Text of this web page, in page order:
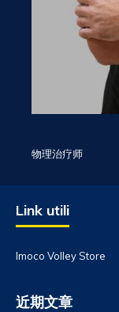
物理治疗师
Link utili
Imoco Volley Store
近期文章